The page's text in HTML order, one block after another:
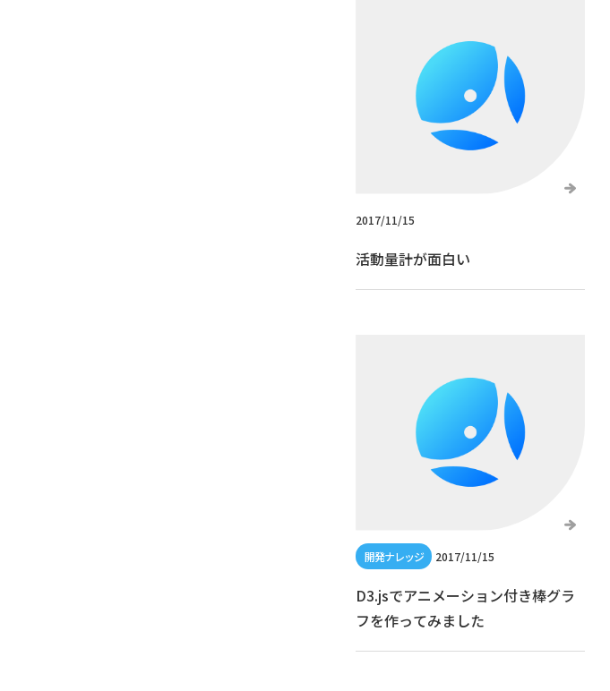
2017/11/15
活動量計が面白い
2017/11/15
D3.jsでアニメーション付き棒グラ
フを作ってみました